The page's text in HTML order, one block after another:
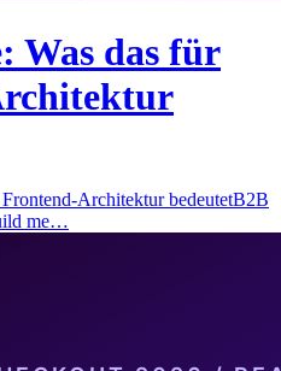
Was das für
Architektur bedeutetB2B
me…